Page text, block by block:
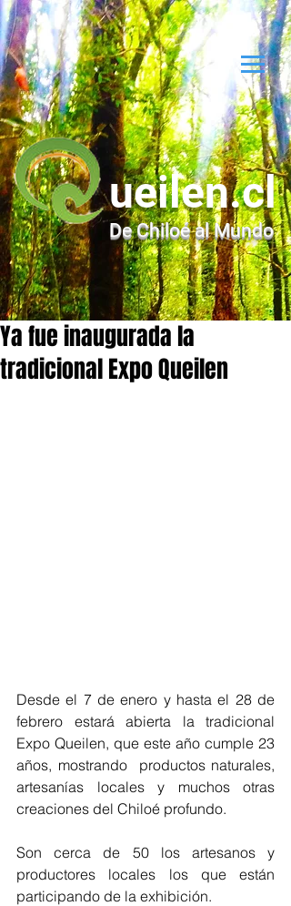
ueilen.cl
De Chiloé al Mundo
Ya fue inaugurada la
tradicional Expo Queilen
Desde el 7 de enero y hasta el 28 de
febrero estará abierta la tradicional
Expo Queilen, que este año cumple 23
años, mostrando  productos naturales,
artesanías locales y muchos otras
creaciones del Chiloé profundo.
Son cerca de 50 los artesanos y
productores locales los que están
participando de la exhibición.